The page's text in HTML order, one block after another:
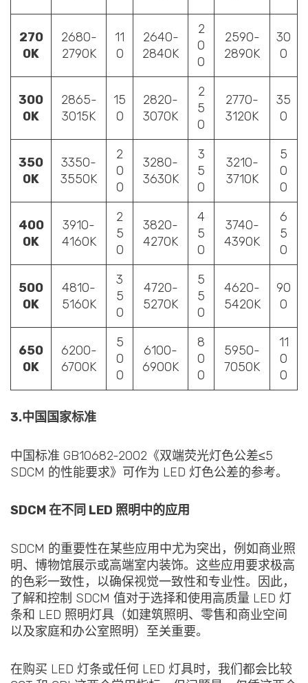
270
0K
2680-
2790K
11
0
2640-
2840K
2
0
0
2590-
2890K
30
0
300
0K
2865-
3015K
15
0
2820-
3070K
2
5
0
2770-
3120K
35
0
350
0K
3350-
3550K
2
0
0
3280-
3630K
3
5
0
3210-
3710K
5
0
0
400
0K
3910-
4160K
2
5
0
3820-
4270K
4
5
0
3740-
4390K
6
5
0
500
0K
4810-
5160K
3
5
0
4720-
5270K
5
5
0
4620-
5420K
90
0
650
0K
6200-
6700K
5
0
0
6100-
6900K
8
0
0
5950-
7050K
11
0
0
3.中国国家标准
中国标准 GB10682-2002《双端荧光灯色公差≤5
SDCM 的性能要求》可作为 LED 灯色公差的参考。
SDCM 在不同 LED 照明中的应用
SDCM 的重要性在某些应用中尤为突出，例如商业照
明、博物馆展示或高端室内装饰。这些应用要求极高
的色彩一致性，以确保视觉一致性和专业性。因此，
了解和控制 SDCM 值对于选择和使用高质量 LED 灯
条和 LED 照明灯具（如建筑照明、零售和商业空间
以及家庭和办公室照明）至关重要。
在购买 LED 灯条或任何 LED 灯具时，我们都会比较